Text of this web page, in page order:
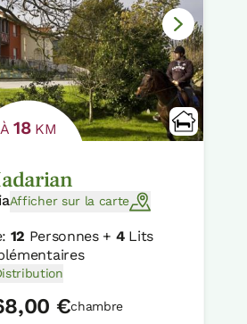
À18KM
Afficher sur la carte
12 Personnes + 4Lits
€chambre